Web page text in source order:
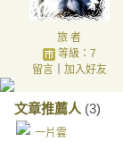
旅 者
等級：7
留言｜ 加入好友
文章推薦人 (3)
一片雲